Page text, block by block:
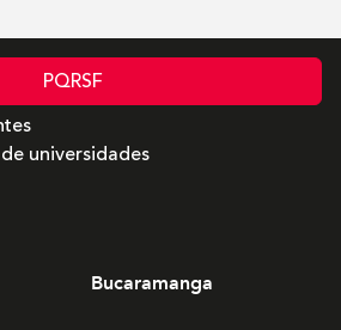
PQRSF
universidades
Bucaramanga